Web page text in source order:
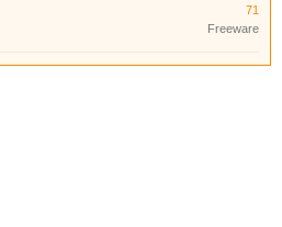
71
Freeware